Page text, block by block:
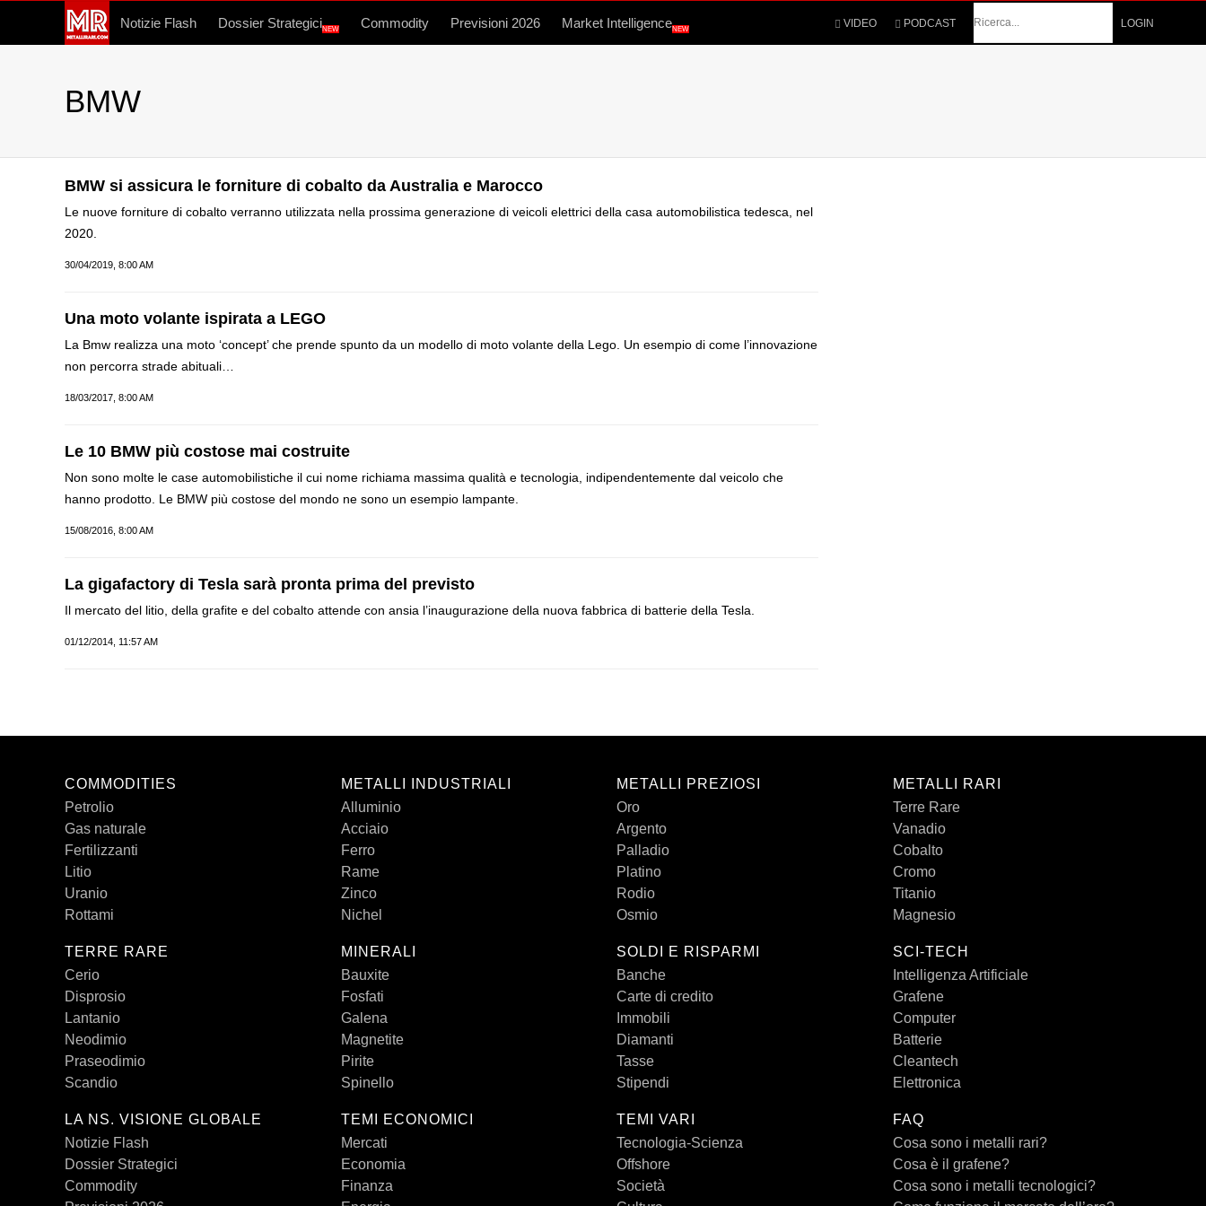
Notizie Flash Dossier StrategiciNEW Commodity Previsioni 2026 Market IntelligenceNEW VIDEO PODCAST
LOGIN
BMW
BMW si assicura le forniture di cobalto da Australia e Marocco
Le nuove forniture di cobalto verranno utilizzata nella prossima generazione di veicoli elettrici della casa automobilistica tedesca, nel
2020.
30/04/2019, 8:00 AM
Una moto volante ispirata a LEGO
La Bmw realizza una moto ‘concept’ che prende spunto da un modello di moto volante della Lego. Un esempio di come l’innovazione
non percorra strade abituali…
18/03/2017, 8:00 AM
Le 10 BMW più costose mai costruite
Non sono molte le case automobilistiche il cui nome richiama massima qualità e tecnologia, indipendentemente dal veicolo che
hanno prodotto. Le BMW più costose del mondo ne sono un esempio lampante.
15/08/2016, 8:00 AM
La gigafactory di Tesla sarà pronta prima del previsto
Il mercato del litio, della grafite e del cobalto attende con ansia l’inaugurazione della nuova fabbrica di batterie della Tesla.
01/12/2014, 11:57 AM
COMMODITIES
Petrolio
Gas naturale
Fertilizzanti
Litio
Uranio
Rottami
TERRE RARE
Cerio
Disprosio
Lantanio
Neodimio
Praseodimio
Scandio
LA NS. VISIONE GLOBALE
Notizie Flash
Dossier Strategici
Commodity
METALLI INDUSTRIALI
Alluminio
Acciaio
Ferro
Rame
Zinco
Nichel
MINERALI
Bauxite
Fosfati
Galena
Magnetite
Pirite
Spinello
TEMI ECONOMICI
Mercati
Economia
Finanza
METALLI PREZIOSI
Oro
Argento
Palladio
Platino
Rodio
Osmio
SOLDI E RISPARMI
Banche
Carte di credito
Immobili
Diamanti
Tasse
Stipendi
TEMI VARI
Tecnologia-Scienza
Offshore
Società
METALLI RARI
Terre Rare
Vanadio
Cobalto
Cromo
Titanio
Magnesio
SCI-TECH
Intelligenza Artificiale
Grafene
Computer
Batterie
Cleantech
Elettronica
FAQ
Cosa sono i metalli rari?
Cosa è il grafene?
Cosa sono i metalli tecnologici?